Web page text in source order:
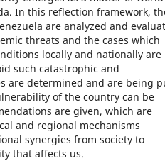
In this reflection framework,
are analyzed and
threats and the cases which
locally and nationally are
such catastrophic and
are determined and are being
of the country can be
are given, which are
and regional mechanisms
synergies from society to
that affects us.